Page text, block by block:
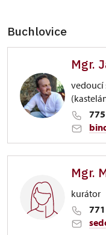
Buchlovice
Mgr.
vedoucí
náměstí
Mgr.
kurátor